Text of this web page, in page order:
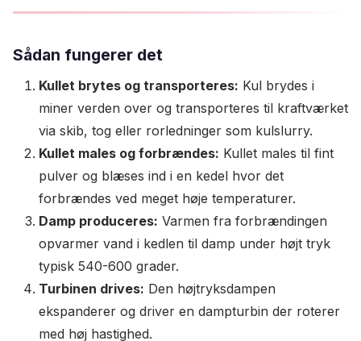
Sådan fungerer det
Kullet brytes og transporteres: Kul brydes i
miner verden over og transporteres til kraftværket
via skib, tog eller rorledninger som kulslurry.
Kullet males og forbrændes: Kullet males til fint
pulver og blæses ind i en kedel hvor det
forbrændes ved meget høje temperaturer.
Damp produceres: Varmen fra forbrændingen
opvarmer vand i kedlen til damp under højt tryk
typisk 540-600 grader.
Turbinen drives: Den højtryksdampen
ekspanderer og driver en dampturbin der roterer
med høj hastighed.